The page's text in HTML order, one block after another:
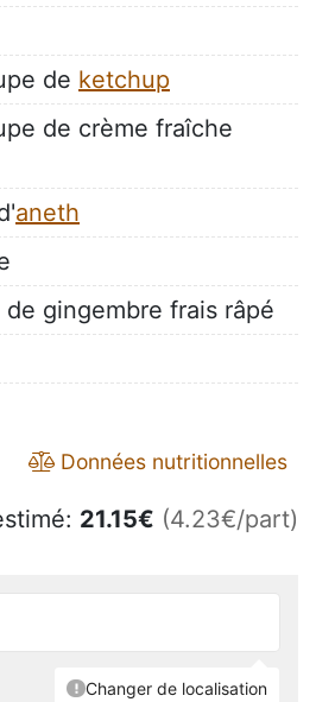
de ketchup
de crème fraîche
aneth
gingembre frais râpé
Données nutritionnelles
21.15€ (4.23€/part)